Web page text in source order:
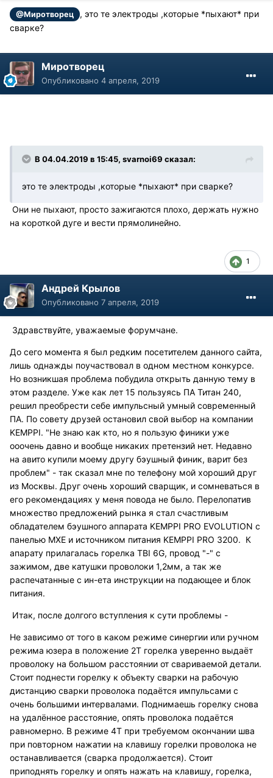
@Миротворец
, это те электроды ,которые *пыхают* при
сварке?
Миротворец
Опубликовано 4 апреля, 2019
В 04.04.2019 в 15:45, svarnoi69 сказал:
это те электроды ,которые *пыхают* при сварке?
Они не пыхают, просто зажигаются плохо, держать нужно
на короткой дуге и вести прямолинейно.
1
Андрей Крылов
Опубликовано 7 апреля, 2019
Здравствуйте, уважаемые форумчане.
До сего момента я был редким посетителем данного сайта,
лишь однажды поучаствовал в одном местном конкурсе.
Но возникшая проблема побудила открыть данную тему в
этом разделе. Уже как лет 15 пользуясь ПА Титан 240,
решил преобрести себе импульсный умный современный
ПА. По совету друзей остановил свой выбор на компании
KEMPPI. "Не знаю как кто, но я пользую финики уже
ооочень давно и вообще никаких претензий нет. Недавно
на авито купили моему другу бэушный финик, варит без
проблем" - так сказал мне по телефону мой хороший друг
из Москвы. Друг очень хороший сварщик, и сомневаться в
его рекомендациях у меня повода не было. Перелопатив
множество предложений рынка я стал счастливым
обладателем бэушного аппарата KEMPPI PRO EVOLUTION с
панелью MXE и источником питания KEMPPI PRO 3200. К
апарату прилагалась горелка TBI 6G, провод "-" с
зажимом, две катушки проволоки 1,2мм, а так же
распечатанные с ин-ета инструкции на подающее и блок
питания.
Итак, после долгого вступления к сути проблемы -
Не зависимо от того в каком режиме синергии или ручном
режима юзера в положение 2Т горелка уверенно выдаёт
проволоку на большом расстоянии от свариваемой детали.
Стоит поднести горелку к объекту сварки на рабочую
дистанцию сварки проволока подаётся импульсами с
очень большими интервалами. Поднимаешь горелку снова
на удалённое расстояние, опять проволока подаётся
равномерно. В режиме 4Т при требуемом окончании шва
при повторном нажатии на клавишу горелки проволока не
останавливается (сварка продолжается). Стоит
приподнять горелку и опять нажать на клавишу, горелка,